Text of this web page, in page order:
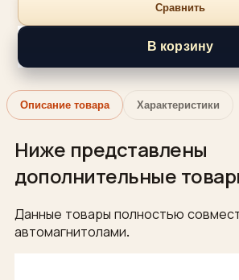
Сравнить
В корзину
Описание товара Характеристики
Ниже представлены
дополнительные
Данные товары полностью
автомагнитолами.